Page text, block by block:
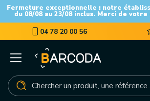
Fermeture exceptionnelle : notre
du 08/08 au 23/08 inclus. Merci de
04 78 20 00 56